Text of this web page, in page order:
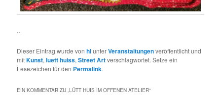
..
Dieser Eintrag wurde vonhlunterVeranstaltungenveröffentlicht und
mitKunst,luett huiss,Street Artverschlagwortet. Setze ein
Lesezeichen für den Permalink.
EIN KOMMENTAR ZU „LÜTT HUIS IM OFFENEN ATELIER“